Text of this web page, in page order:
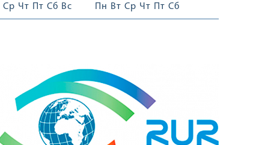
Ср Чт Пт Сб Вс
Пн Вт Ср Чт Пт Сб